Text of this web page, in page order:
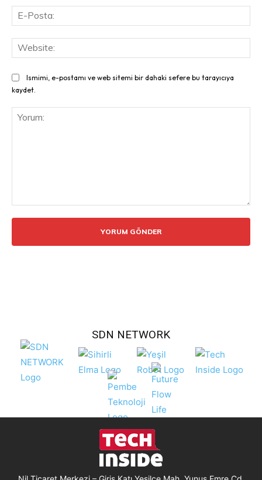
Ismimi, e-postamı ve web sitemi bir dahaki sefere bu tarayıcıya
kaydet.
SDN NETWORK